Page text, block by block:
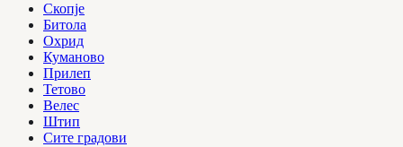
Скопје
Битола
Охрид
Куманово
Прилеп
Тетово
Велес
Штип
Сите градови